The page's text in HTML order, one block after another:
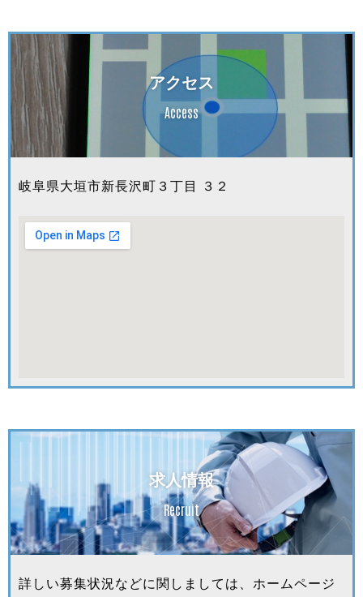
アクセス
Access
岐阜県大垣市新長沢町３丁目 ３２
求人情報
Recruit
詳しい募集状況などに関しましては、ホームページ